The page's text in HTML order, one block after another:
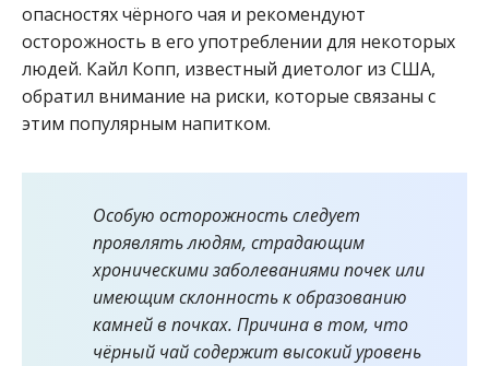
опасностях чёрного чая и рекомендуют
осторожность в его употреблении для некоторых
людей. Кайл Копп, известный диетолог из США,
обратил внимание на риски, которые связаны с
этим популярным напитком.
Особую осторожность следует
проявлять людям, страдающим
хроническими заболеваниями почек или
имеющим склонность к образованию
камней в почках. Причина в том, что
чёрный чай содержит высокий уровень